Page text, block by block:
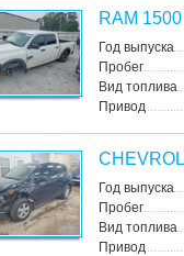
RAM
Год выпуска
Пробег
Вид топлива
Привод
Год выпуска
Пробег
Вид топлива
Привод